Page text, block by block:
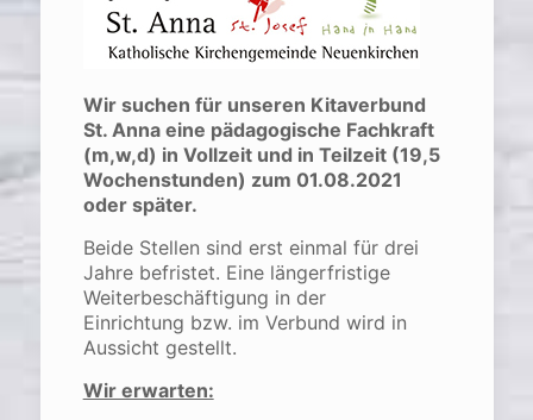
Wir suchen für unseren Kitaverbund
St. Anna eine pädagogische Fachkraft
(m,w,d) in Vollzeit und in Teilzeit (19,5
Wochenstunden) zum 01.08.2021
oder später.
Beide Stellen sind erst einmal für drei
Jahre befristet. Eine längerfristige
Weiterbeschäftigung in der
Einrichtung bzw. im Verbund wird in
Aussicht gestellt.
Wir erwarten: